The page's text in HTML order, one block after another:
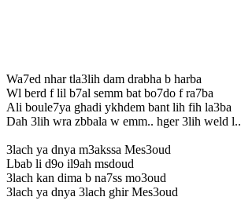
Wa7ed nhar tla3lih dam drabha b harba
Wl berd f lil b7al semm bat bo7do f ra7ba
Ali boule7ya ghadi ykhdem bant lih fih la3ba
Dah 3lih wra zbbala w emm.. hger 3lih weld l..
3lach ya dnya m3akssa Mes3oud
Lbab li d9o il9ah msdoud
3lach kan dima b na7ss mo3oud
3lach ya dnya 3lach ghir Mes3oud